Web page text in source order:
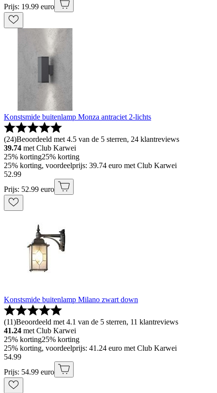
Prijs: 19.99 euro
Konstsmide buitenlamp Monza antraciet 2-lichts
(24)Beoordeeld met 4.5 van de 5 sterren, 24 klantreviews
39.74 met Club Karwei
25% korting25% korting
25% korting, voordeelprijs: 39.74 euro met Club Karwei
52.99
Prijs: 52.99 euro
Konstsmide buitenlamp Milano zwart down
(11)Beoordeeld met 4.1 van de 5 sterren, 11 klantreviews
41.24 met Club Karwei
25% korting25% korting
25% korting, voordeelprijs: 41.24 euro met Club Karwei
54.99
Prijs: 54.99 euro